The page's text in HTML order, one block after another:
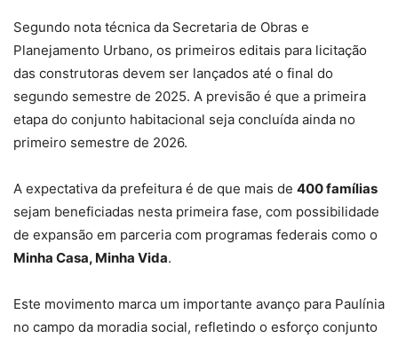
Segundo nota técnica da Secretaria de Obras e
Planejamento Urbano, os primeiros editais para licitação
das construtoras devem ser lançados até o final do
segundo semestre de 2025. A previsão é que a primeira
etapa do conjunto habitacional seja concluída ainda no
primeiro semestre de 2026.
A expectativa da prefeitura é de que mais de 400 famílias
sejam beneficiadas nesta primeira fase, com possibilidade
de expansão em parceria com programas federais como o
Minha Casa, Minha Vida.
Este movimento marca um importante avanço para Paulínia
no campo da moradia social, refletindo o esforço conjunto